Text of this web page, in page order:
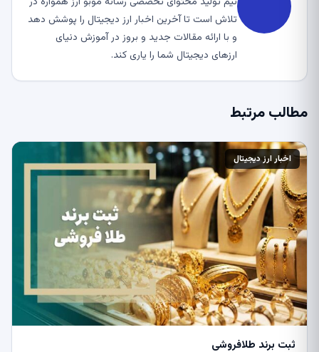
تلاش است تا آخرین اخبار ارز دیجیتال را پوشش دهد
و با ارائه مقالات جدید و بروز در آموزش دنیای
ارزهای دیجیتال شما را یاری کند.
مطالب مرتبط
اخبار ارز دیجیتال
ثبت برند طلافروشی